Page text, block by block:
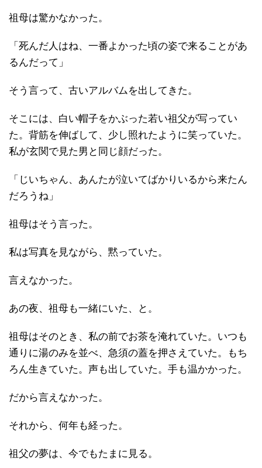
祖母は驚かなかった。
「死んだ人はね、一番よかった頃の姿で来ることがあ
るんだって」
そう言って、古いアルバムを出してきた。
そこには、白い帽子をかぶった若い祖父が写ってい
た。背筋を伸ばして、少し照れたように笑っていた。
私が玄関で見た男と同じ顔だった。
「じいちゃん、あんたが泣いてばかりいるから来たん
だろうね」
祖母はそう言った。
私は写真を見ながら、黙っていた。
言えなかった。
あの夜、祖母も一緒にいた、と。
祖母はそのとき、私の前でお茶を淹れていた。いつも
通りに湯のみを並べ、急須の蓋を押さえていた。もち
ろん生きていた。声も出していた。手も温かかった。
だから言えなかった。
それから、何年も経った。
祖父の夢は、今でもたまに見る。